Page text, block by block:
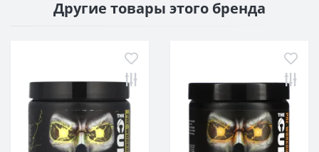
Другие товары этого бренда